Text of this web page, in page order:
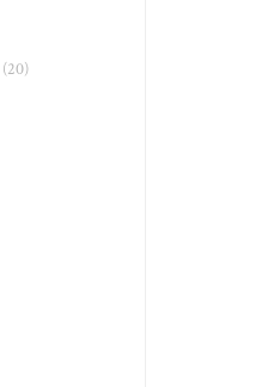
(20)